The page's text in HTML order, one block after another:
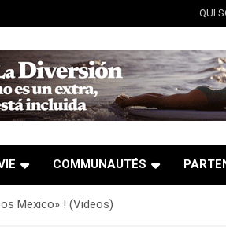
QUI
COMMUNAUTÉS
Mexico» ! (Videos)